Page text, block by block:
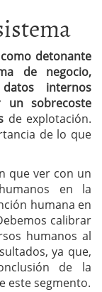
detonante
de negocio,
internos
un sobrecoste
de explotación.
de lo que
que ver con un
en la
humana en
calibrar
humanos al
ya que,
de la
este segmento.